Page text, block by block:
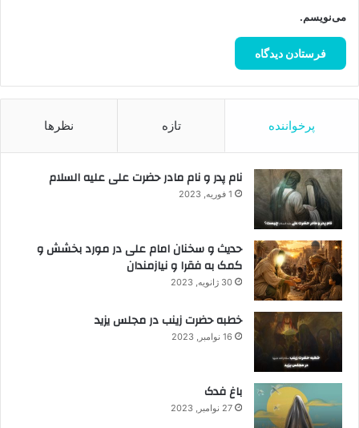
می‌نویسم.
پرخواننده تازه نظرها
نام پدر و نام مادر حضرت علی علیه السلام
1 فوریه, 2023
حدیث و سخنان امام علی در مورد بخشش و
کمک به فقرا و نیازمندان
30 ژانویه, 2023
خطبه حضرت زینب در مجلس یزید
16 نوامبر, 2023
باغ فدک
27 نوامبر, 2023